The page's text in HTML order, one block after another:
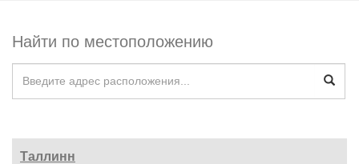
Найти по местоположению
Таллинн